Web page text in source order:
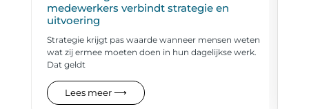
medewerkers verbindt strategie en
uitvoering
Strategie krijgt pas waarde wanneer mensen weten
wat zij ermee moeten doen in hun dagelijkse werk.
Dat geldt
Lees meer ⟶